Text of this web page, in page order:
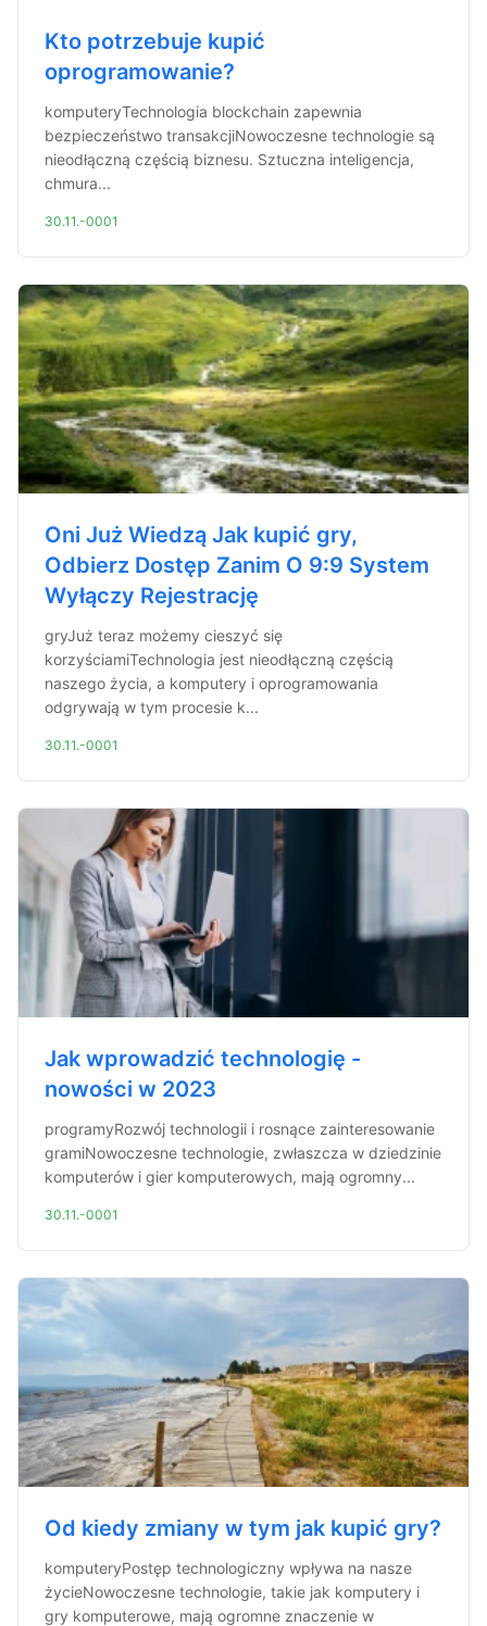
Kto potrzebuje kupić
oprogramowanie?
komputeryTechnologia blockchain zapewnia
bezpieczeństwo transakcjiNowoczesne technologie są
nieodłączną częścią biznesu. Sztuczna inteligencja,
chmura...
30.11.-0001
Oni Już Wiedzą Jak kupić gry,
Odbierz Dostęp Zanim O 9:9 System
Wyłączy Rejestrację
gryJuż teraz możemy cieszyć się
korzyściamiTechnologia jest nieodłączną częścią
naszego życia, a komputery i oprogramowania
odgrywają w tym procesie k...
30.11.-0001
Jak wprowadzić technologię -
nowości w 2023
programyRozwój technologii i rosnące zainteresowanie
gramiNowoczesne technologie, zwłaszcza w dziedzinie
komputerów i gier komputerowych, mają ogromny...
30.11.-0001
Od kiedy zmiany w tym jak kupić gry?
komputeryPostęp technologiczny wpływa na nasze
życieNowoczesne technologie, takie jak komputery i
gry komputerowe, mają ogromne znaczenie w